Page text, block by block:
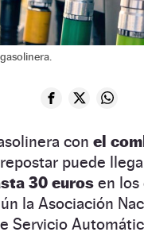
con el
puede
30 euros en los
la Asociación
Servicio